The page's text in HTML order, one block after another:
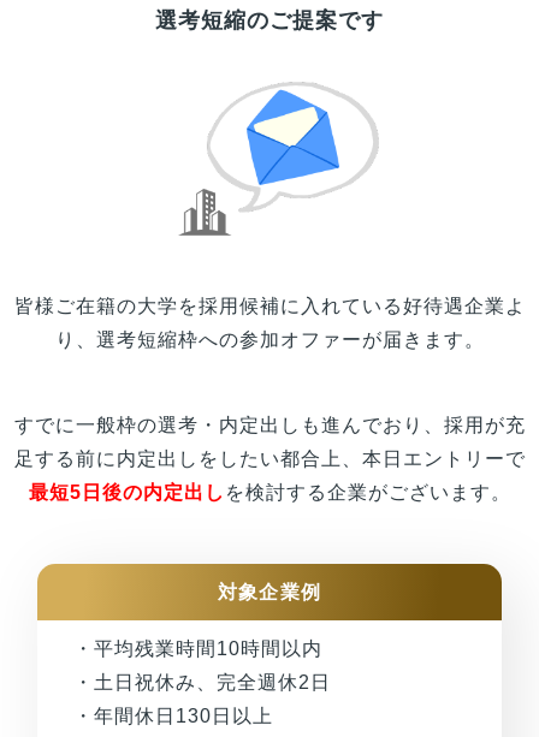
選考短縮のご提案です
皆様 ご在籍の大学 を採用候補に入れている好待遇企業よ
り、選考短縮枠への参加オファーが届きます。
すでに一般枠の選考・内定出しも進んでおり、採用が充
足する前に内定出しをしたい都合上、本日エントリーで
最短5日後の内定出し を検討する企業がございます。
対象企業例
・平均残業時間10時間以内
・土日祝休み、完全週休2日
・年間休日130日以上